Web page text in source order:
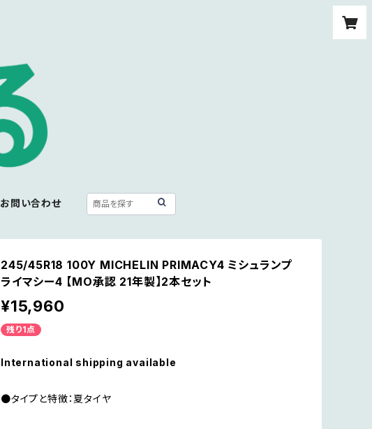
お問い合わせ
245/45R18 100Y MICHELIN PRIMACY4 ミシュランプ
ライマシー4 【MO承認 21年製】2本セット
¥15,960
残り1点
International shipping available
●タイプと特徴：夏タイヤ